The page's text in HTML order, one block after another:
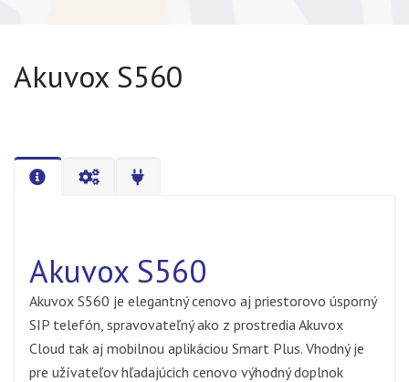
Akuvox S560
Akuvox S560
Akuvox S560 je elegantný cenovo aj priestorovo úsporný
SIP telefón, spravovateľný ako z prostredia Akuvox
Cloud tak aj mobilnou aplikáciou Smart Plus. Vhodný je
pre užívateľov hľadajúcich cenovo výhodný doplnok